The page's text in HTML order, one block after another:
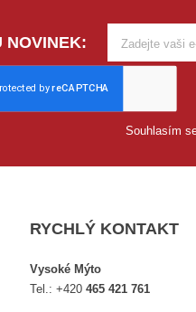
NOVINEK:
Souhlasím
RYCHLÝ KONTAKT
Vysoké Mýto
Tel.:+420465 421 761